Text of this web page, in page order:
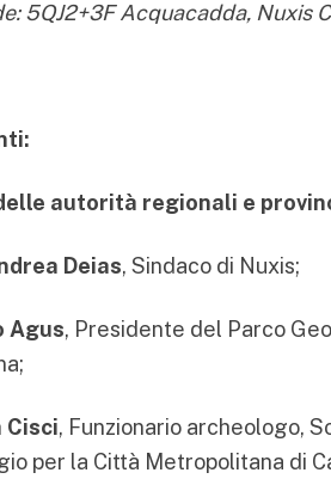
5QJ2+3F Acquacadda, Nuxis
autorità regionali e
Deias, Sindaco di Nuxis;
Agus, Presidente del Parco
Cisci, Funzionario archeologo,
per la Città Metropolitana di